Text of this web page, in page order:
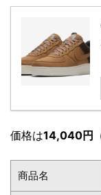
価格は14,040円
商品名